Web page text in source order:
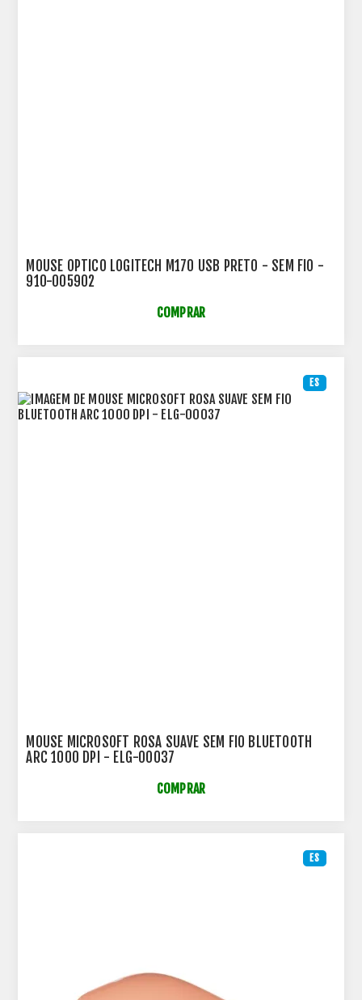
MOUSE OPTICO LOGITECH M170 USB PRETO - SEM FIO -
910-005902
COMPRAR
ES
MOUSE MICROSOFT ROSA SUAVE SEM FIO BLUETOOTH
ARC 1000 DPI - ELG-00037
COMPRAR
ES